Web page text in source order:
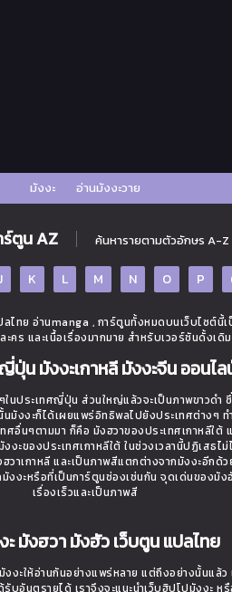
มังงะ อ่านมังงะวาย
ร์ตูน AZ ค้นหารายตามตัวอักษร A-Z
K L M N O P
ไทย อ่านmanga , การ์ตูนทั้งหมดบนเว็บไซต์
คร และเนื้อเรื่องมากมาย สำหรับเวอร์ชันดั้งเ
ปุ่น มังงะเกาหลี มังงะจีน ออนไล
นประเทศญี่ปุ่น ส่วนใหญ่แล้วจะเป็นภาพขาวดำ
งงะก็ได้เผยแพร่อิทธิพลไปยังประเทศต่างๆ ท
อื่นๆตามมา ก็คือ มังฮวาของประเทศเกาหลีใต้
ะของประเทศเกาหลีใต้ ในช่วงเวลานี้ปฏิเสธไ
วาเกาหลี และเป็นภาพสีแตกต่างจากมังงะอีกด้
งงะหรือที่เป็นการ์ตูนช่องเช่นกัน จุดเด่นของมั
เรื่องเร็วและเป็นภาพสี
ะ มังฮวา มังฮัว เว็บตูน แปลไทย
งะให้อ่านกันอย่างแพร่หลาย แต่ถึงอย่างนั้นแล้ว
อันตรายได้ เราจึงจะแนะนำเว็บฮิปโปมังงะ ห